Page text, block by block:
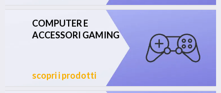
COMPUTER E
ACCESSORI GAMING
scopri i prodotti